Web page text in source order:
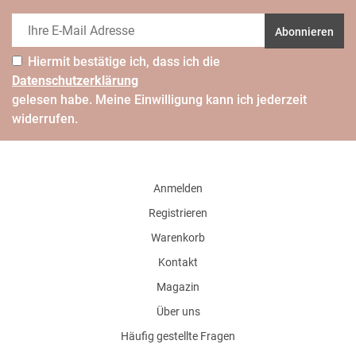
Abonnieren
Hiermit bestätige ich, dass ich die
Daten­schutz­erklärung
gelesen habe. Meine Einwilligung kann ich jederzeit
widerrufen.
Anmelden
Registrieren
Warenkorb
Kontakt
Magazin
Über uns
Häufig gestellte Fragen